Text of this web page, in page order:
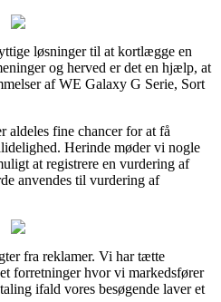
løsninger til at kortlægge en
og herved er det en hjælp, at
af WE Galaxy G Serie, Sort
aldeles fine chancer for at få
Herinde møder vi nogle
at registrere en vurdering af
anvendes til vurdering af
fra reklamer. Vi har tætte
forretninger hvor vi markedsfører
ifald vores besøgende laver et